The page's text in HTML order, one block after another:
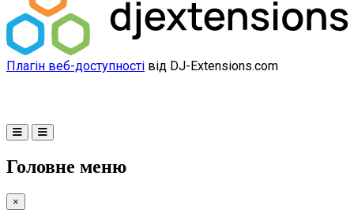
Плагін веб-доступності від DJ-Extensions.com
Головне меню
×